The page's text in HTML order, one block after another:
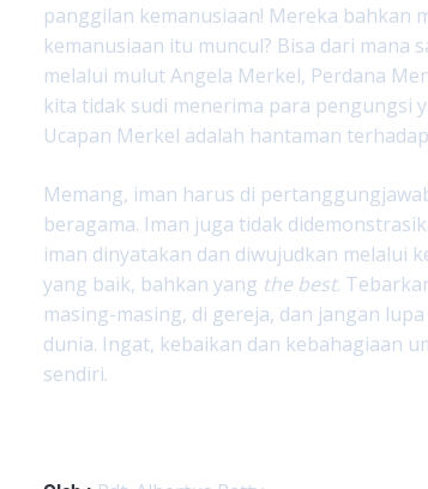
panggilan kemanusiaan! Mereka bahkan
kemanusiaan itu muncul? Bisa dari mana
melalui mulut Angela Merkel, Perdana
kita tidak sudi menerima para pengungsi
Ucapan Merkel adalah hantaman
Memang, iman harus di
beragama. Iman juga tidak
iman dinyatakan dan diwujudkan melalui
yang baik, bahkan yang the best.
masing-masing, di gereja, dan jangan
dunia. Ingat, kebaikan dan kebahagiaan
sendiri.